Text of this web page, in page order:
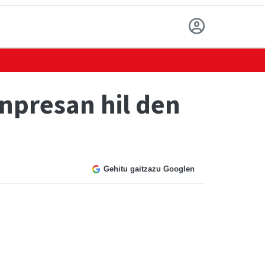
hil den
Gehitu gaitzazu Googlen